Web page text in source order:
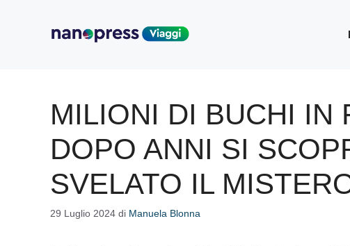
MILIONI DI BUCHI IN
DOPO ANNI SI
SVELATO IL
29 Luglio 2024 di Manuela Blonna